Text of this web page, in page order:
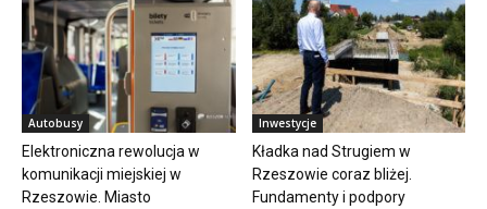
Autobusy
Elektroniczna rewolucja w
komunikacji miejskiej w
Rzeszowie. Miasto
Inwestycje
Kładka nad Strugiem w
Rzeszowie coraz bliżej.
Fundamenty i podpory